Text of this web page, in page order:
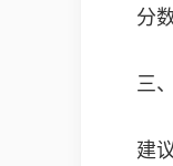
分
三
建